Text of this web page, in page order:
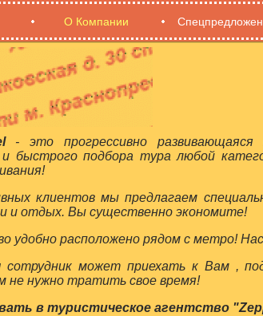
О Компании
- это прогрессивно
и быстрого подбора тура любой
клиентов мы предлагаем
и отдых. Вы существенно экономите!
удобно расположено рядом с метро!
сотрудник может приехать к Вам ,
не нужно тратить свое время!
в туристическое агентство